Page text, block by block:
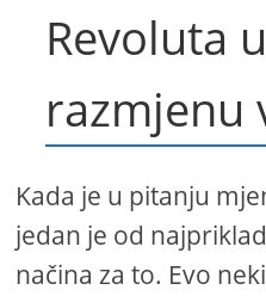
Revoluta
razmjenu
Kada je u pitanju
jedan je od
načina za to. Evo